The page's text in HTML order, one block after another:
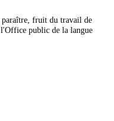
paraître, fruit du travail de
public de la langue